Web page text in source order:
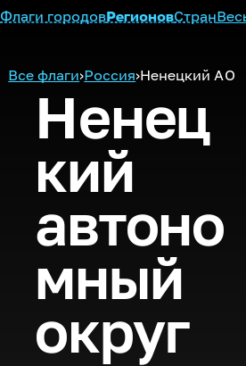
Флаги городовРегионовСтран
Все флаги›Россия›НенецкийАО
Ненец
кий
автоно
мный
округ